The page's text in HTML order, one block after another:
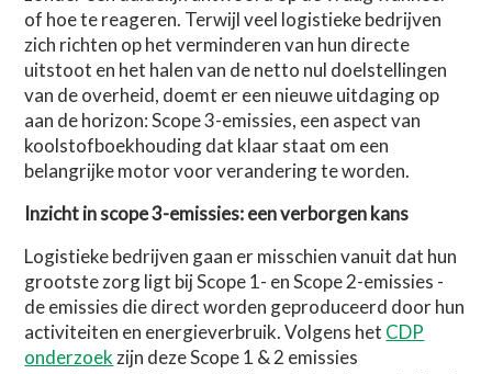
of hoe te reageren. Terwijl veel logistieke bedrijven
zich richten op het verminderen van hun directe
uitstoot en het halen van de netto nul doelstellingen
van de overheid, doemt er een nieuwe uitdaging op
aan de horizon: Scope 3-emissies, een aspect van
koolstofboekhouding dat klaar staat om een
belangrijke motor voor verandering te worden.
Inzicht in scope 3-emissies: een verborgen kans
Logistieke bedrijven gaan er misschien vanuit dat hun
grootste zorg ligt bij Scope 1- en Scope 2-emissies -
de emissies die direct worden geproduceerd door hun
activiteiten en energieverbruik.Volgens het CDP
onderzoekzijn deze Scope 1 & 2 emissies